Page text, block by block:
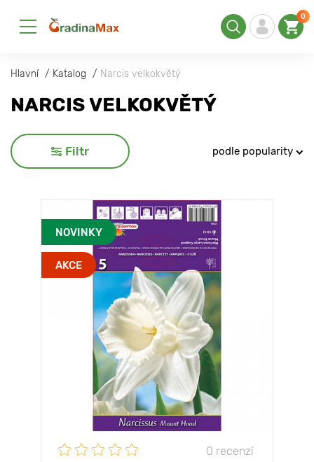
0
Hlavní Katalog Narcis velkokvětý
NARCIS VELKOKVĚTÝ
Filtr podle popularity
NOVINKY
AKCE
0 recenzí